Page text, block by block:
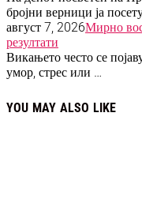
бројни верници ја
август 7, 2026Мирно
резултати
Викањето често се
умор, стрес или …
YOU MAY ALSO LIKE